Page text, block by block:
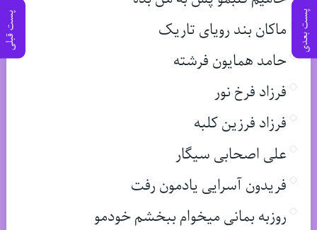
پست بعدی پست قبلی
ماکان بند رویای تاریک
حامد همایون فرشته
فرزاد فرخ نور
فرزاد فرزین کلبه
علی اصحابی سیگار
فریدون آسرایی یادمون رفت
روزبه بمانی میخوام ببخشم خودمو